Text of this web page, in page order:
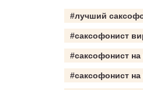
#лучший
#саксофонист
#саксофонист
#саксофонист на